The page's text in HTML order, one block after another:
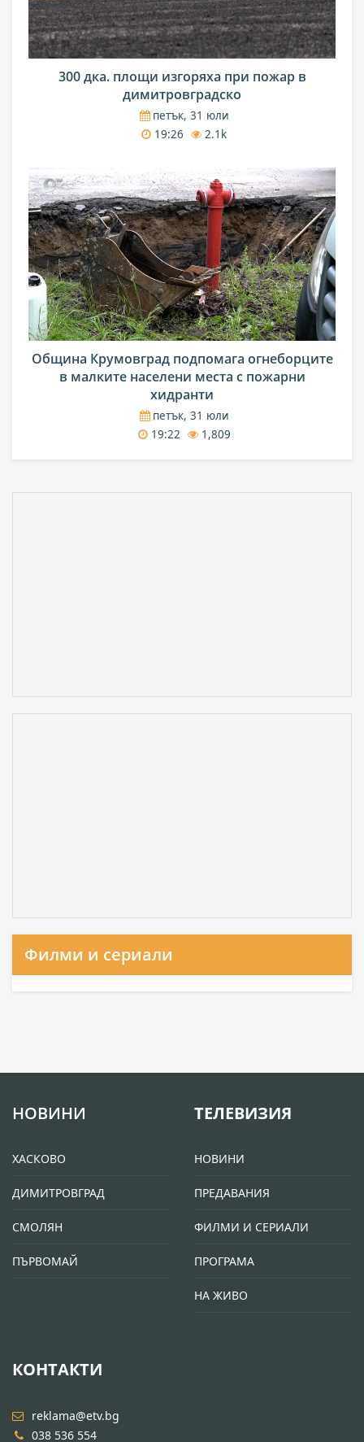
300 дка. площи изгоряха при пожар в
димитровградско
петък, 31 юли
19:26
2.1k
Община Крумовград подпомага огнеборците
в малките населени места с пожарни
хидранти
петък, 31 юли
19:22
1,809
Филми и сериали
НОВИНИ
ХАСКОВО
ДИМИТРОВГРАД
СМОЛЯН
ПЪРВОМАЙ
ТЕЛЕВИЗИЯ
НОВИНИ
ПРЕДАВАНИЯ
ФИЛМИ И СЕРИАЛИ
ПРОГРАМА
НА ЖИВО
КОНТАКТИ
reklama@etv.bg
038 536 554